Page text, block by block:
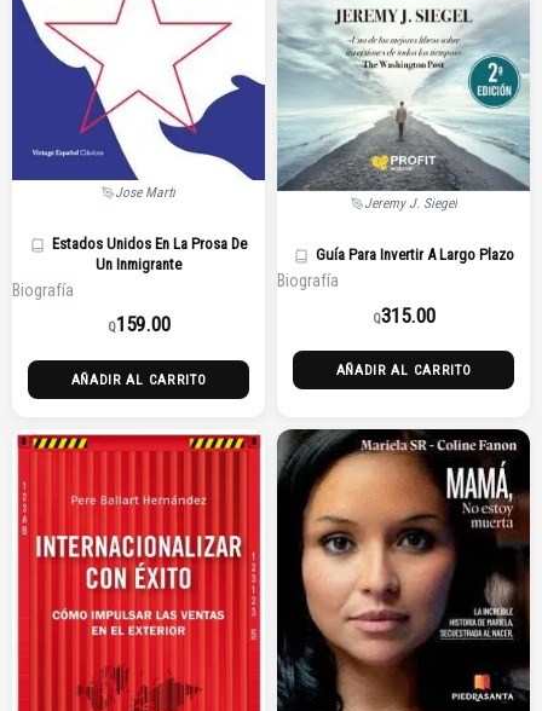
Jose Marti
Estados Unidos En La Prosa De
Un Inmigrante
Biografía
Q159.00
AÑADIR AL CARRITO
Jeremy J. Siegel
Guía Para Invertir A Largo Plazo
Biografía
Q315.00
AÑADIR AL CARRITO